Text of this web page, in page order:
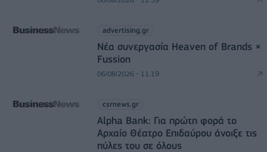
advertising.gr
Νέα συνεργασία Heaven of Brands ×
Fussion
06/08/2026 - 11:19
csrnews.gr
Alpha Bank: Για πρώτη φορά το
Αρχαίο Θέατρο Επιδαύρου άνοιξε τις
πύλες του σε όλους